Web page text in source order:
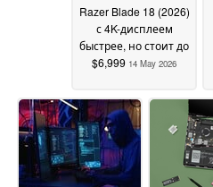
Razer Blade 18 (2026)
с 4K-дисплеем
быстрее, но стоит до
$6,999 14 May 2026